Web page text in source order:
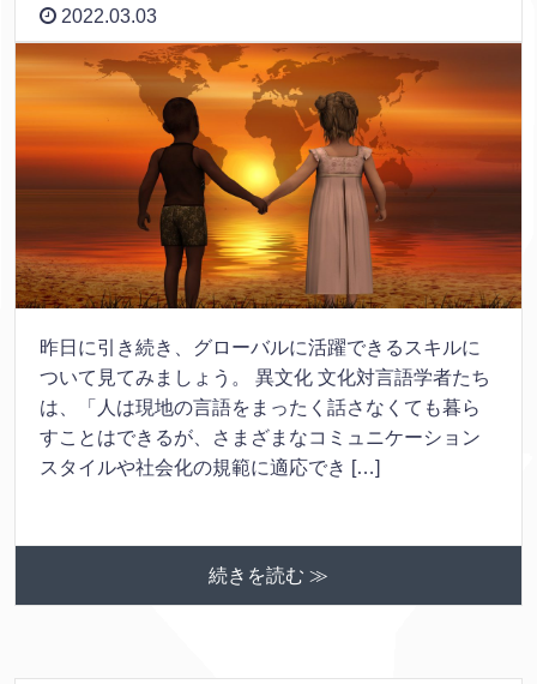
2022.03.03
昨日に引き続き、グローバルに活躍できるスキルに
ついて見てみましょう。 異文化 文化対言語学者たち
は、「人は現地の言語をまったく話さなくても暮ら
すことはできるが、さまざまなコミュニケーション
スタイルや社会化の規範に適応でき […]
続きを読む ≫